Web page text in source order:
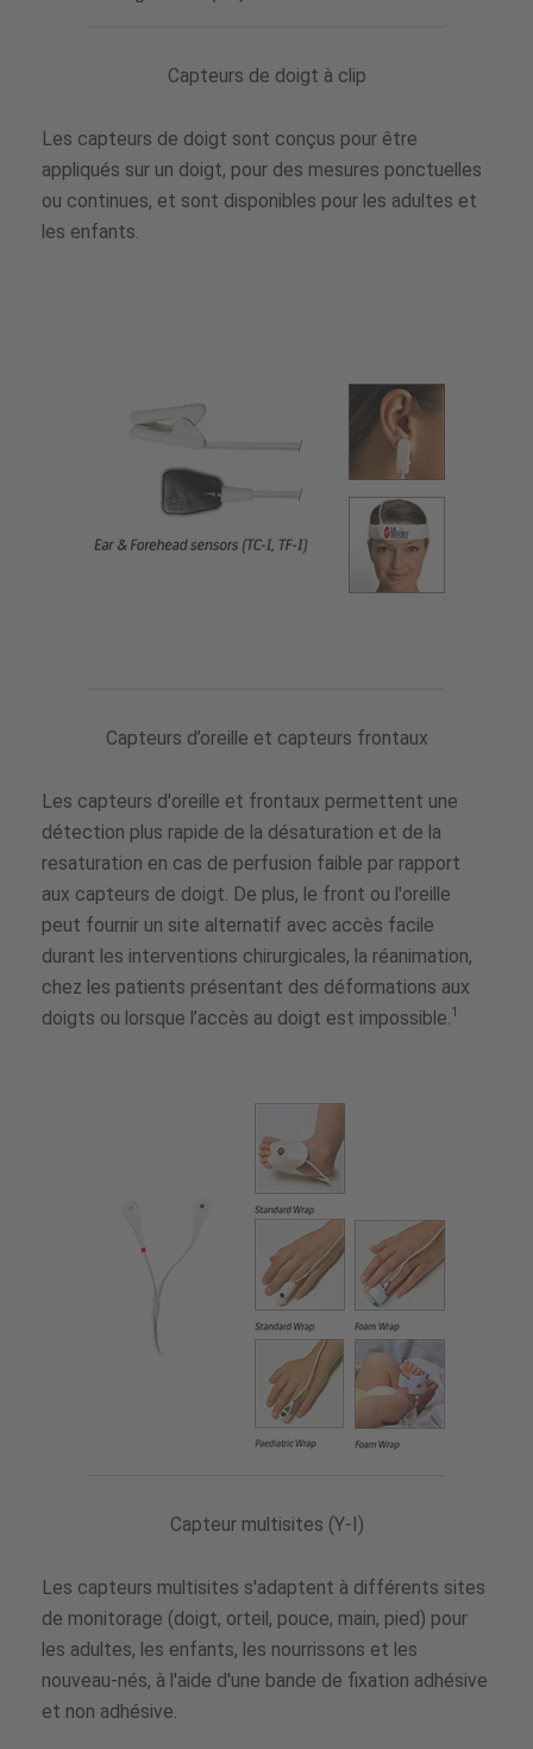
Capteurs de doigt à clip
Les capteurs de doigt sont conçus pour être
appliqués sur un doigt, pour des mesures ponctuelles
ou continues, et sont disponibles pour les adultes et
les enfants.
Capteurs d’oreille et capteurs frontaux
Les capteurs d'oreille et frontaux permettent une
détection plus rapide de la désaturation et de la
resaturation en cas de perfusion faible par rapport
aux capteurs de doigt. De plus, le front ou l'oreille
peut fournir un site alternatif avec accès facile
durant les interventions chirurgicales, la réanimation,
chez les patients présentant des déformations aux
doigts ou lorsque l’accès au doigt est impossible. 1
Capteur multisites (Y-I)
Les capteurs multisites s'adaptent à différents sites
de monitorage (doigt, orteil, pouce, main, pied) pour
les adultes, les enfants, les nourrissons et les
nouveau-nés, à l'aide d'une bande de fixation adhésive
et non adhésive.